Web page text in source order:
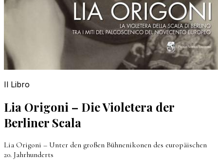
Il Libro
Lia Origoni – Die Violetera der
Berliner Scala
Lia Origoni – Unter den großen Bühnenikonen des europäischen
20. Jahrhunderts